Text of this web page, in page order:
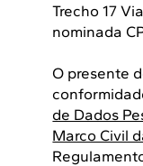
Trecho 17
nominada
O presente
de Dados
Marco Civil